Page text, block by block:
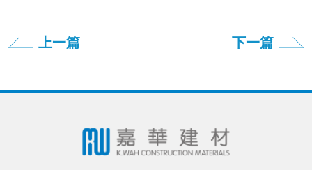
上一篇 下一篇